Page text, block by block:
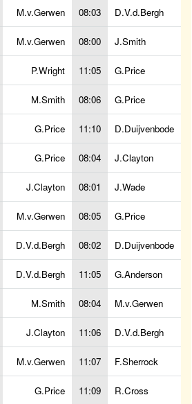
M.v.Gerwen 08:03 D.V.d.Bergh
M.v.Gerwen 08:00 J.Smith
P.Wright 11:05 G.Price
M.Smith 08:06 G.Price
G.Price 11:10 D.Duijvenbode
G.Price 08:04 J.Clayton
J.Clayton 08:01 J.Wade
M.v.Gerwen 08:05 G.Price
D.V.d.Bergh 08:02 D.Duijvenbode
D.V.d.Bergh 11:05 G.Anderson
M.Smith 08:04 M.v.Gerwen
J.Clayton 11:06 D.V.d.Bergh
M.v.Gerwen 11:07 F.Sherrock
G.Price 11:09 R.Cross